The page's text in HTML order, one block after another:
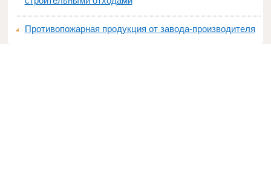
Противопожарная продукция от завода-производителя